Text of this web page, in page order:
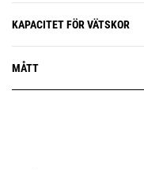
KAPACITET FÖR VÄTSKOR
MÅTT